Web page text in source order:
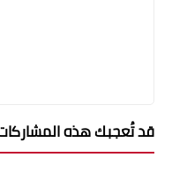
قد تُعجبك هذه